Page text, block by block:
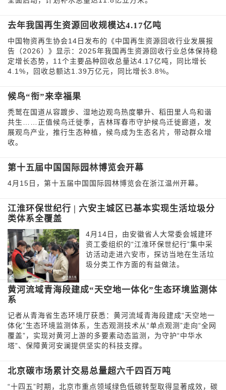
去年我国再生资源回收规模达4.17亿吨
中国物资再生协会14日发布的《中国再生资源回收行业发展报
告（2026）》显示：2025年我国再生资源回收行业总体保持稳
定增长态势，11个主要品种回收总量达4.17亿吨，同比增长
4.1%，回收总额达1.39万亿元，同比增长3.8%。
候鸟“衔”来幸福果
秃鹫在国道从容踱步、湿地边观鸟热度攀升、稻田里人鸟和谐
共生……正值候鸟迁徙季，吉林珲春市守护候鸟迁徙廊道，发
展观鸟产业，推行生态种植，候鸟成为生态名片，带动群众增
收。
第十五届中国国际园林博览会开幕
4月15日，第十五届中国国际园林博览会在浙江温州开幕。
江淮环保世纪行 | 六安主城区已基本实现生活垃圾分
类体系全覆盖
4月14日，由安徽省人大常委会城建环
资工委组织的“江淮环保世纪行”集中采
访活动走进六安市，探访当地在生活垃
圾分类工作方面的有益做法。
黄河流域青海段建成“天空地一体化”生态环境监测体
系
记者从青海省生态环境厅获悉：黄河流域青海段建成“天空地一
体化”生态环境监测体系，生态观测技术从“单点观测”走向“全网
覆盖”，实现对黄河上游的多要素动态监测，为守护“中华水
塔”、保障黄河安澜提供坚实的科技支撑。
北京碳市场累计交易总量超六千四百万吨
“十四五”时期，北京市重点领域绿色低碳转型取得显著成效，碳